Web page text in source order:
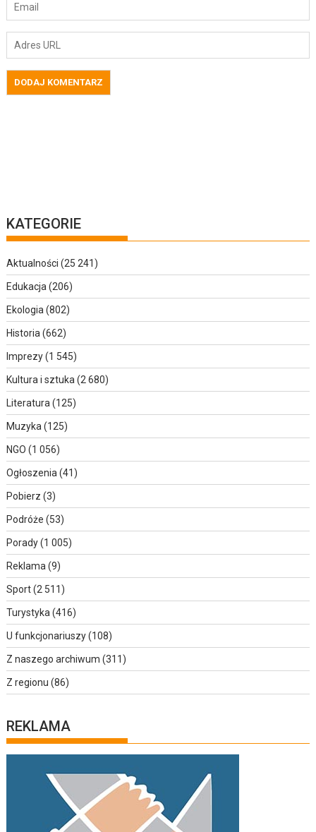
KATEGORIE
Aktualności (25 241)
Edukacja(206)
Ekologia(802)
Historia(662)
Imprezy(1 545)
Kultura i sztuka(2 680)
Literatura(125)
Muzyka(125)
NGO (1 056)
Ogłoszenia(41)
Pobierz (3)
Podróże (53)
Porady(1 005)
Reklama(9)
Sport(2 511)
Turystyka(416)
U funkcjonariuszy(108)
Z naszego archiwum (311)
Z regionu (86)
REKLAMA